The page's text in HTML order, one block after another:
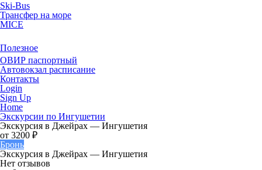
Ski-Bus
Трансфер на море
MICE
Полезное
ОВИР паспортный
Автовокзал расписание
Контакты
Login
Sign Up
Home
Экскурсии по Ингушетии
Экскурсия в Джейрах — Ингушетия
от 3200 ₽
Бронь
Экскурсия в Джейрах — Ингушетия
Нет отзывов